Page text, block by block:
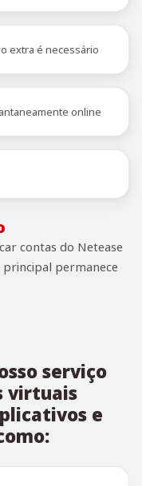
extra é necessário
online
contas do Netease
principal permanece
serviço
virtuais
e